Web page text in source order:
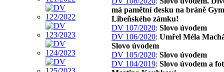
má pamětní desku na bráně
Libeňského zámku!
DV 107/2020: Slovo úvodem
DV 106/2020: Umřel Méla
Slovo úvodem
DV 105/2020: Slovo úvodem
DV 104/2019: Slovo úvodem a